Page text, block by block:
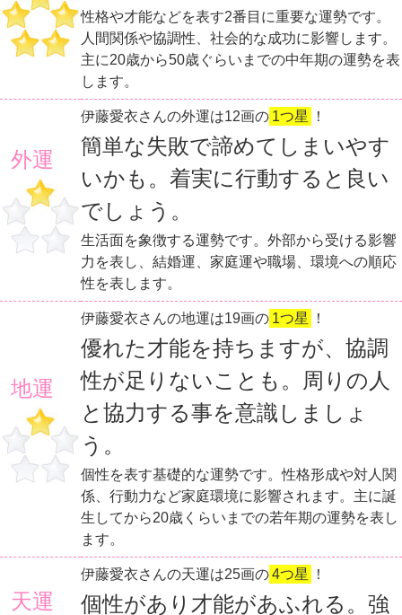
性格や才能などを表す2番目に重要な運勢です。
人間関係や協調性、社会的な成功に影響します。
主に20歳から50歳ぐらいまでの中年期の運勢を表
します。
外運
伊藤愛衣さんの外運は12画の 1つ星 ！
簡単な失敗で諦めてしまいやす
いかも。着実に行動すると良い
でしょう。
生活面を象徴する運勢です。外部から受ける影響
力を表し、結婚運、家庭運や職場、環境への順応
性を表します。
地運
伊藤愛衣さんの地運は19画の 1つ星 ！
優れた才能を持ちますが、協調
性が足りないことも。周りの人
と協力する事を意識しましょ
う。
個性を表す基礎的な運勢です。性格形成や対人関
係、行動力など家庭環境に影響されます。主に誕
生してから20歳くらいまでの若年期の運勢を表し
ます。
天運
伊藤愛衣さんの天運は25画の4つ星 ！
個性があり才能があふれる。強